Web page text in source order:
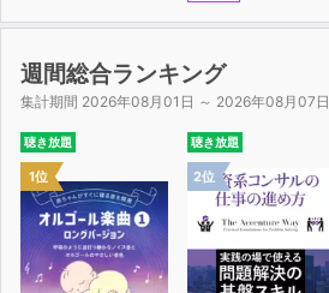
週間総合ランキング
集計期間 2026年08月01日 ～ 2026年08月07日
聴き放題
1位
聴き放題
2位